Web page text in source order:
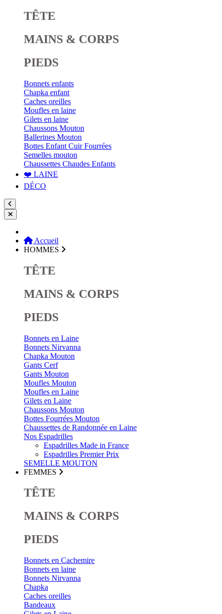
TÊTE
MAINS & CORPS
PIEDS
Bonnets enfants
Chapka enfant
Caches oreilles
Moufles en laine
Gilets en laine
Chaussons Mouton
Ballerines Mouton
Bottes Enfant Cuir Fourrées
Semelles mouton
Chaussettes Chaudes Enfants
❤️ LAINE
DÉCO
Accueil
HOMMES
TÊTE
MAINS & CORPS
PIEDS
Bonnets en Laine
Bonnets Nirvanna
Chapka Mouton
Gants Cerf
Gants Mouton
Moufles Mouton
Moufles en Laine
Gilets en Laine
Chaussons Mouton
Bottes Fourrées Mouton
Chaussettes de Randonnée en Laine
Nos Espadrilles
Espadrilles Made in France
Espadrilles Premier Prix
SEMELLE MOUTON
FEMMES
TÊTE
MAINS & CORPS
PIEDS
Bonnets en Cachemire
Bonnets en laine
Bonnets Nirvanna
Chapka
Caches oreilles
Bandeaux